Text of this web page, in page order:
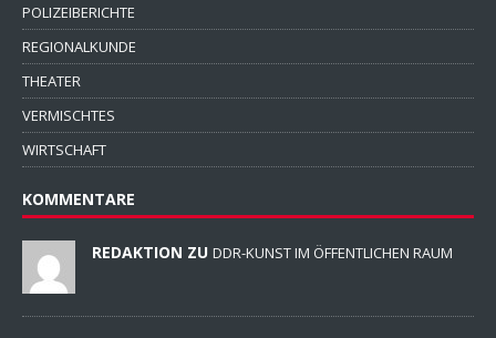
POLIZEIBERICHTE
REGIONALKUNDE
THEATER
VERMISCHTES
WIRTSCHAFT
KOMMENTARE
REDAKTION ZU DDR-KUNST IM ÖFFENTLICHEN RAUM